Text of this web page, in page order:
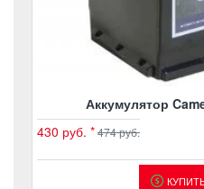
Аккумулятор
430 руб. *474 руб.